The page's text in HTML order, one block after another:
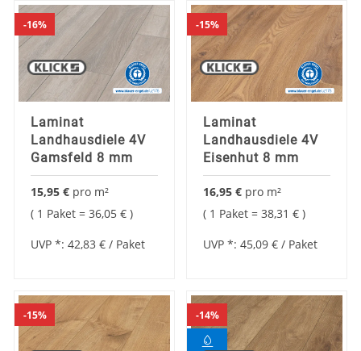
16%
Laminat
Landhausdiele 4V
Gamsfeld 8 mm
15,95 € pro m²
1 Paket = 36,05 €
UVP *: 42,83 € / Paket
15%
Laminat
Landhausdiele 4V
Eisenhut 8 mm
16,95 € pro m²
1 Paket = 38,31 €
UVP *: 45,09 € / Paket
15% 14%